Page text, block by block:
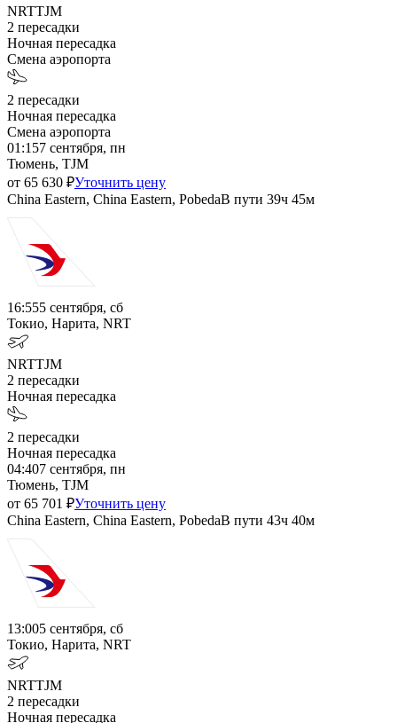
NRTTJM
2 пересадки
Ночная пересадка
Смена аэропорта
2 пересадки
Ночная пересадка
Смена аэропорта
01:157 сентября, пн
Тюмень, TJM
от 65 630 ₽Уточнить цену
China Eastern, China Eastern, PobedaВ пути 39ч 45м
16:555 сентября, сб
Токио, Нарита, NRT
NRTTJM
2 пересадки
Ночная пересадка
2 пересадки
Ночная пересадка
04:407 сентября, пн
Тюмень, TJM
от 65 701 ₽Уточнить цену
China Eastern, China Eastern, PobedaВ пути 43ч 40м
13:005 сентября, сб
Токио, Нарита, NRT
NRTTJM
2 пересадки
Ночная пересадка